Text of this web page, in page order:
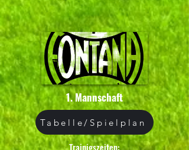
1. Mannschaft
Tabelle/Spielplan
Trainigszeiten: